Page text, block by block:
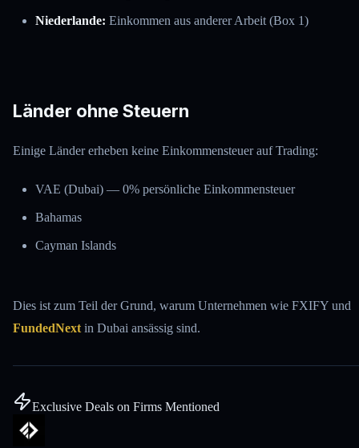
Niederlande: Einkommen aus anderer Arbeit (Box 1)
Länder ohne Steuern
Einige Länder erheben keine Einkommensteuer auf Trading:
VAE (Dubai) — 0% persönliche Einkommensteuer
Bahamas
Cayman Islands
Dies ist zum Teil der Grund, warum Unternehmen wie FXIFY und
FundedNext in Dubai ansässig sind.
Exclusive Deals on Firms Mentioned